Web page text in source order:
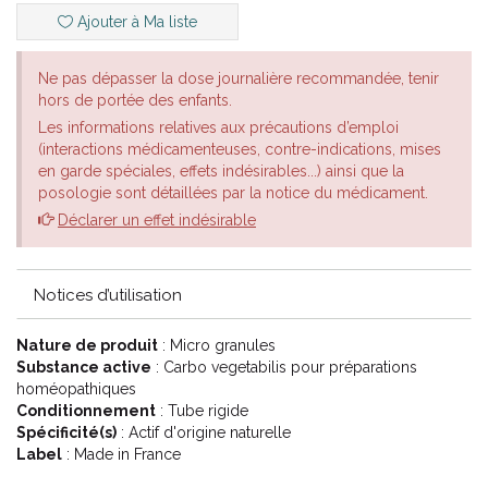
l’emphysème et l’asthme.
En dermatologie : en cas d'hypodermite variqueuse se
manifestant par une inflammation des membranes cellulaires en
dessous de la peau c'est un trouble dermatologique dû à une
mauvaise circulation du sang; en cas d'ulcère atone qui se
caractérise par une blessure cutanée résultant d’une mauvaise
irrigation sanguine ralentissant la cicatrisation, en cas d'escarres.
En cardiologie : en cas de cyanose.
Le conseil de votre pharmacien
possibles sont :
4CH Jaune
5CH Vert
7CH Rouge
9CH Bleu
12CH Vert d' eau
15CH Orange
Ajouter à Ma liste
Ne pas dépasser la dose journalière recommandée, tenir
hors de portée des enfants.
Les informations relatives aux précautions d’emploi
(interactions médicamenteuses, contre-indications, mises
en garde spéciales, effets indésirables...) ainsi que la
posologie sont détaillées par la notice du médicament.
Déclarer un effet indésirable
Notices d’utilisation
Nature de produit : Micro granules
Substance active : Carbo vegetabilis pour préparations
homéopathiques
Conditionnement : Tube rigide
Spécificité(s) : Actif d'origine naturelle
Label : Made in France